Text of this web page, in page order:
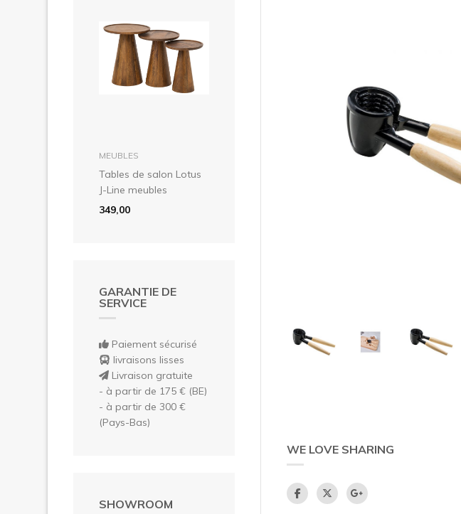
dans le panier
MEUBLES
Tables de salon Lotus
J-Line meubles
349,00
GARANTIE DE
SERVICE
Paiement sécurisé
livraisons lisses
Livraison gratuite
- à partir de 175 € (BE)
- à partir de 300 €
(Pays-Bas)
SHOWROOM
Précédent
WE LOVE SHARING